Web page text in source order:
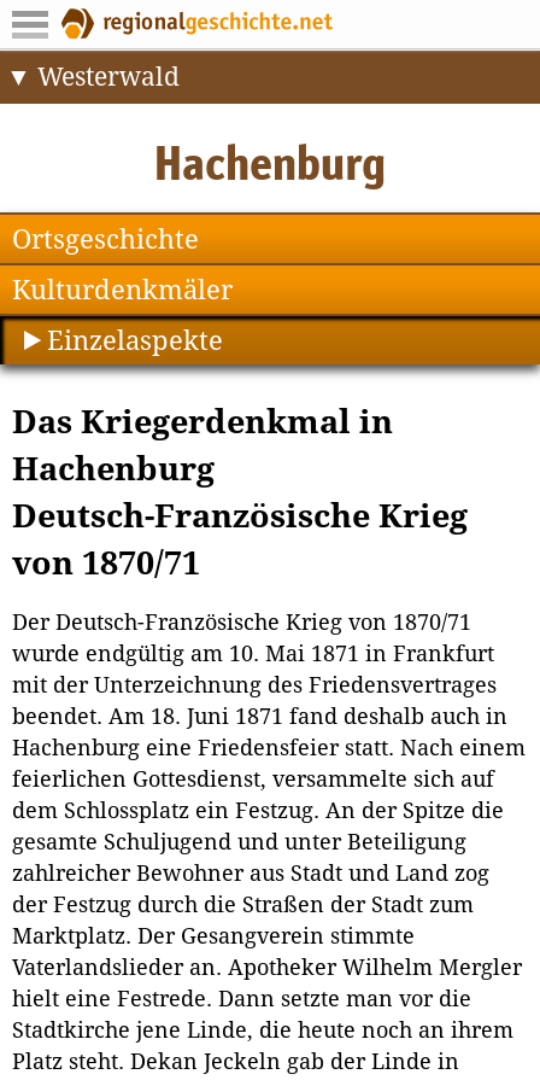
Westerwald
Ortsgeschichte
Kulturdenkmäler
Einzelaspekte
Das Kriegerdenkmal in
Hachenburg
Deutsch-Französische Krieg
von 1870/71
Der Deutsch-Französische Krieg von 1870/71
wurde endgültig am 10. Mai 1871 in Frankfurt
mit der Unterzeichnung des Friedensvertrages
beendet. Am 18. Juni 1871 fand deshalb auch in
Hachenburg eine Friedensfeier statt. Nach einem
feierlichen Gottesdienst, versammelte sich auf
dem Schlossplatz ein Festzug. An der Spitze die
gesamte Schuljugend und unter Beteiligung
zahlreicher Bewohner aus Stadt und Land zog
der Festzug durch die Straßen der Stadt zum
Marktplatz. Der Gesangverein stimmte
Vaterlandslieder an. Apotheker Wilhelm Mergler
hielt eine Festrede. Dann setzte man vor die
Stadtkirche jene Linde, die heute noch an ihrem
Platz steht. Dekan Jeckeln gab der Linde in